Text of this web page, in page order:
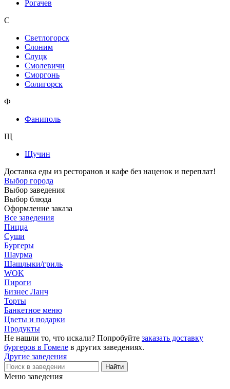
Рогачев
С
Светлогорск
Слоним
Слуцк
Смолевичи
Сморгонь
Солигорск
Ф
Фаниполь
Щ
Щучин
Доставка еды из ресторанов и кафе без наценок и переплат!
Выбор города
Выбор заведения
Выбор блюда
Оформление заказа
Все заведения
Пицца
Суши
Бургеры
Шаурма
Шашлыки/гриль
WOK
Пироги
Бизнес Ланч
Торты
Банкетное меню
Цветы и подарки
Продукты
Не нашли то, что искали? Попробуйте заказать доставку
бургеров в Гомеле в других заведениях.
Другие заведения
Меню заведения